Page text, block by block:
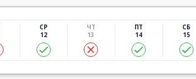
СР
12
ЧТ
13
ПТ
14
СБ
15